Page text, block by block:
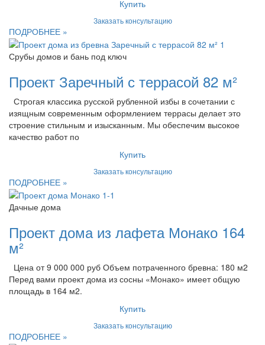
Купить
Заказать консультацию
ПОДРОБНЕЕ »
Срубы домов и бань под ключ
Проект Заречный с террасой 82 м²
Строгая классика русской рубленной избы в сочетании с
изящным современным оформлением террасы делает это
строение стильным и изысканным. Мы обеспечим высокое
качество работ по
Купить
Заказать консультацию
ПОДРОБНЕЕ »
Дачные дома
Проект дома из лафета Монако 164
м²
Цена от 9 000 000 руб Объем потраченного бревна: 180 м2
Перед вами проект дома из сосны «Монако» имеет общую
площадь в 164 м2.
Купить
Заказать консультацию
ПОДРОБНЕЕ »